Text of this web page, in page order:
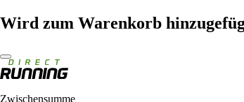
Wird zum Warenkorb
Zwischensumme